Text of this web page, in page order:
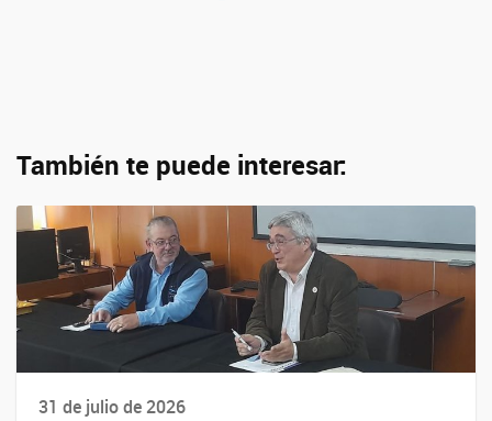
También te puede interesar:
31 de julio de 2026